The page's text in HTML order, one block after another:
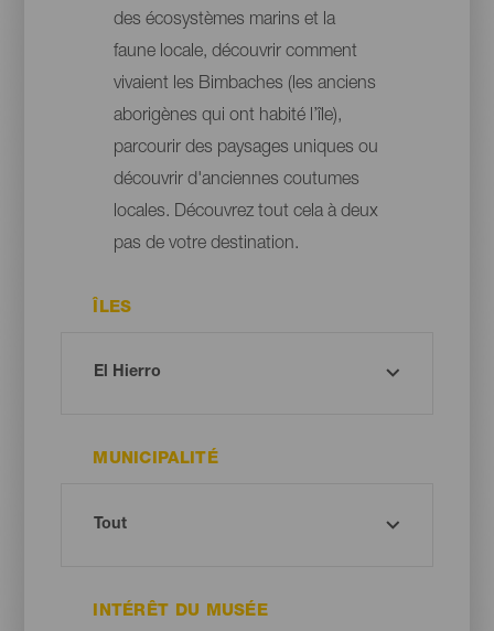
des écosystèmes marins et la
faune locale, découvrir comment
vivaient les Bimbaches (les anciens
aborigènes qui ont habité l’île),
parcourir des paysages uniques ou
découvrir d'anciennes coutumes
locales. Découvrez tout cela à deux
pas de votre destination.
ÎLES
MUNICIPALITÉ
INTÉRÊT DU MUSÉE